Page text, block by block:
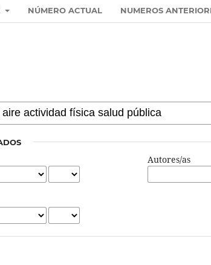
NÚMERO ACTUAL NUMEROS
Autores/as